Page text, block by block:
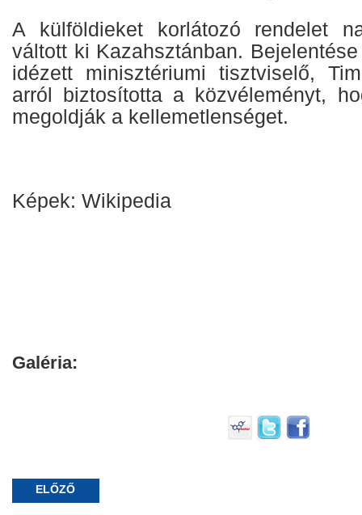
A külföldieket korlátozó rendelet
váltott ki Kazahsztánban.
idézett minisztériumi tisztviselő,
arról biztosította a közvéleményt,
megoldják a kellemetlenséget.
Képek: Wikipedia
Galéria:
ELŐZŐ